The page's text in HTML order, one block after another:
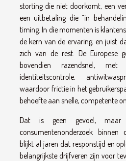
storting die niet doorkomt, een
een uitbetaling die “in
timing. In die momenten is
de kern van de ervaring, en juist
zich van de rest. De Europese
bovendien razendsnel,
identiteitscontrole,
waardoor frictie in het
behoefte aan snelle, competente
Dat is geen gevoel, maar
consumentenonderzoek binnen
blijkt al jaren dat responstijd en
belangrijkste drijfveren zijn voor